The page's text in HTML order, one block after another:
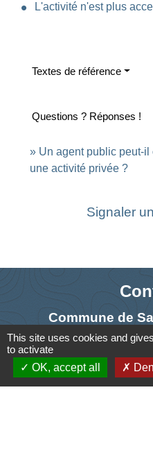
L'activité n'est plus
Textes de référence
Questions ? Réponses !
Un agent public peut-
une activité privée ?
Signaler
Commune de
61 rue
17230 Saint-
+33 5
This site uses cookies and
to activate
OK, accept all